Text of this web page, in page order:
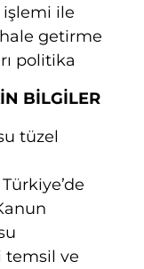
ile
getirme
politika
BİLGİLER
tüzel
ve